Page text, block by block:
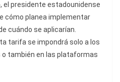
el presidente estadounidense
cómo planea implementar
cuándo se aplicarían.
tarifa se impondrá solo a los
también en las plataformas